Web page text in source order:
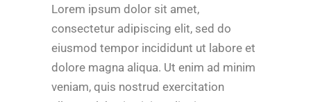
Lorem ipsum dolor sit amet,
consectetur adipiscing elit, sed do
eiusmod tempor incididunt ut labore et
dolore magna aliqua. Ut enim ad minim
veniam, quis nostrud exercitation